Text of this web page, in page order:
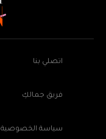
اتصلي بنا
فريق جمالكِ
سياسة الخصوصية